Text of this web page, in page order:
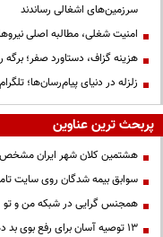
سرزمین‌های اشغالی رساندند
‌امنیت شغلی، مطالبه اصلی
هزینه گزاف، دستاورد صفر؛
زلزله در دنیای پیام‌رسان‌ها؛
پربحث ترین عناوین
هشتمین کلان شهر ایران
سوابق بیمه شدگان روی سایت
همجنس گرایی در شبکه من و تو
13 توصیه آسان برای رفع بوی بد دهان